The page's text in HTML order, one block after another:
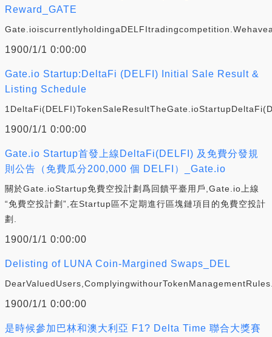
Reward_GATE
1900/1/1 0:00:00
Gate.io Startup:DeltaFi (DELFI) Initial Sale Result &
Listing Schedule
1900/1/1 0:00:00
Gate.io Startup首發上線DeltaFi(DELFI) 及免費分發規
則公告（免費瓜分200,000 個 DELFI）_Gate.io
關於Gate.ioStartup免費空投計劃爲回饋平臺用戶,Gate.io上線
“免費空投計劃”,在Startup區不定期進行區塊鏈項目的免費空投計
劃.
1900/1/1 0:00:00
Delisting of LUNA Coin-Margined Swaps_DEL
1900/1/1 0:00:00
是時候參加巴林和澳大利亞 F1? Delta Time 聯合大獎賽